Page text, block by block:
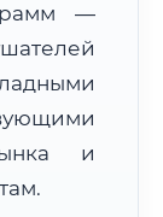
—
и